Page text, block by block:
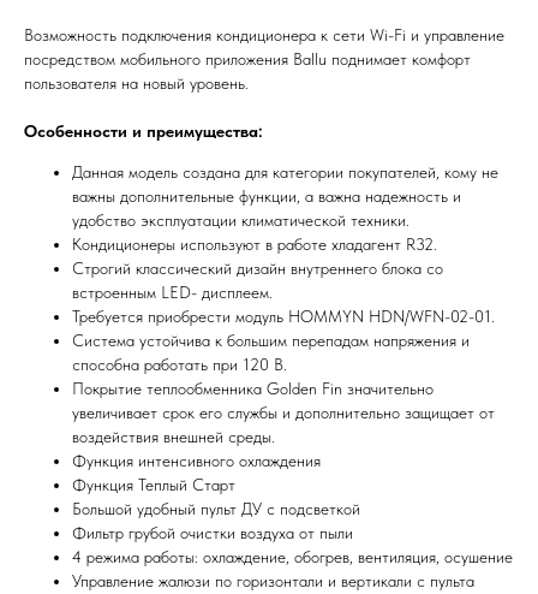
Возможность подключения кондиционера к сети Wi-Fi и управление
посредством мобильного приложения Ballu поднимает комфорт
пользователя на новый уровень.
Особенности и преимущества:
Данная модель создана для категории покупателей, кому не
важны дополнительные функции, а важна надежность и
удобство эксплуатации климатической техники.
Кондиционеры используют в работе хладагент R32.
Строгий классический дизайн внутреннего блока со
встроенным LED- дисплеем.
Требуется приобрести модуль HOMMYN HDN/WFN-02-01.
Система устойчива к большим перепадам напряжения и
способна работать при 120 В.
Покрытие теплообменника Golden Fin значительно
увеличивает срок его службы и дополнительно защищает от
воздействия внешней среды.
Функция интенсивного охлаждения
Функция Теплый Старт
Большой удобный пульт ДУ с подсветкой
Фильтр грубой очистки воздуха от пыли
4 режима работы: охлаждение, обогрев, вентиляция, осушение
Управление жалюзи по горизонтали и вертикали с пульта
Мы всегда рады вам помочь